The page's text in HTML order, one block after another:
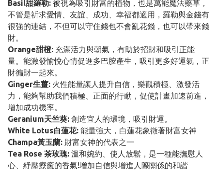
Basil甜羅勒: 被視為吸引財富的植物，也是萬能魔法藥草，
不管是祈求愛情、友誼、成功、幸福都適用，羅勒與金錢有
很強的連結，不但可以守住錢包不會亂花錢，也可以帶來錢
財。
Orange甜橙: 充滿活力與朝氣，有助於招財和吸引正能
量。能激發愉悅心情促進多巴胺產生，吸引更多好運氣，正
財徧財一起來。
Ginger生薑: 火性能量讓人提升自信，樂觀積極、激發活
力，能夠幫助我們積極、正面的行動，促使計畫加速前進，
增加成功機率。
Geranium天竺葵: 創造宜人的環境，吸引財運。
White Lotus白蓮花: 能量強大，白蓮花象徵著財富女神
Champa黃玉蘭: 財富女神的代表之一
Tea Rose 茶玫瑰: 溫和婉約、使人放鬆，是一種能撫慰人
心、紓壓療癒的香氣!增加自信與增進人際關係的和諧